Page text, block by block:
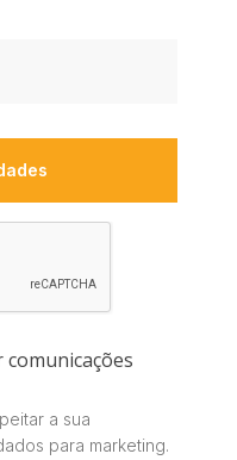
comunicações
a sua
para marketing.